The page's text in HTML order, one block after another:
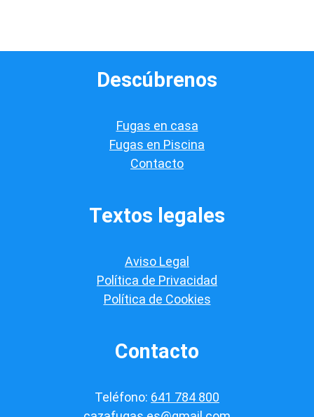
v
Descúbrenos
Fugas en casa
Fugas en Piscina
Contacto
Textos legales
Aviso Legal
Política de Privacidad
Política de Cookies
Contacto
Teléfono: 641 784 800